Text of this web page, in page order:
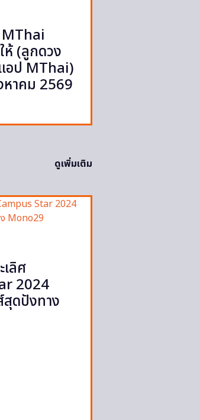
ห้ (ลูกดวง
อป MThai)
หาคม 2569
ดูเพิ่มเติม
ลิศ
2024
ดปังทาง